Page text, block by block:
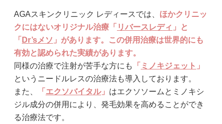
AGAスキンクリニック レディースでは、 ほかクリニッ
クにはないオリジナル治療「 リバースレディ 」と
「 Dr’sメソ 」があります。この併用治療は世界的にも
有効と認められた実績があります。
同様の治療で注射が苦手な方にも
「 ミノキジェット 」
というニードルレスの治療法も導入しております。
また、
「 エクソバイタル」 はエクソソームとミノキシ
ジル成分の併用により、発毛効果を高めることができ
る治療法です。